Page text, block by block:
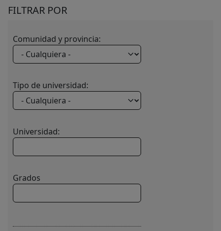
FILTRAR POR
Comunidad y provincia:
Tipo de universidad:
Universidad:
Grados